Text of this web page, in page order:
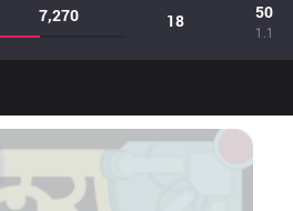
7,270 18 50
1.1